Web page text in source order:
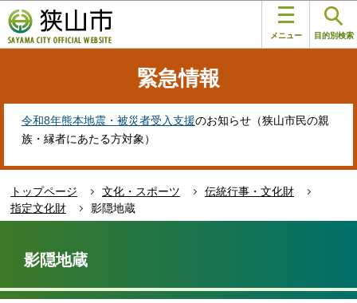
の
ペ
す
メニュー 目的別検索
緊急情報
令和8年熊本地震・被災者受入支援のお知らせ（狭山市民の親
族・縁者にあたる方対象）
トップページ 文化・スポーツ
伝統行事・文化財
指定文化財
影隠地蔵
影隠地蔵